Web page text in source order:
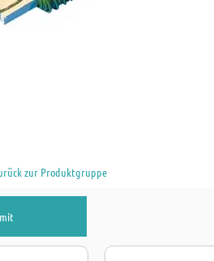
zur Produktgruppe